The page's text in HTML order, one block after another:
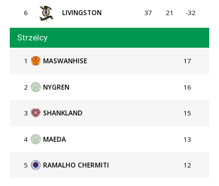
6 LIVINGSTON 37 21 -32
Strzelcy
1 MASWANHISE 17
2 NYGREN 16
3 SHANKLAND 15
4 MAEDA 13
5 RAMALHO CHERMITI 12